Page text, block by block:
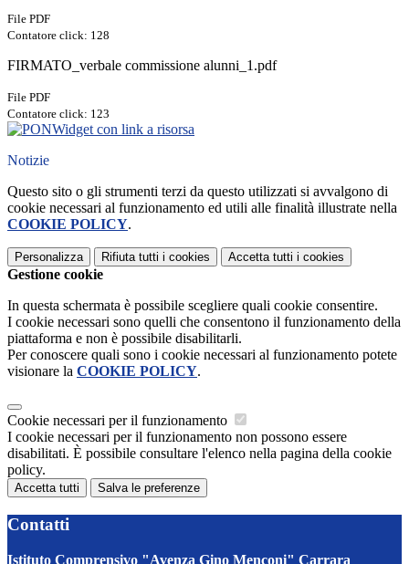
File PDF
Contatore click: 128
FIRMATO_verbale commissione alunni_1.pdf
File PDF
Contatore click: 123
Widget con link a risorsa
Notizie
Questo sito o gli strumenti terzi da questo utilizzati si avvalgono di
cookie necessari al funzionamento ed utili alle finalità illustrate nella
COOKIE POLICY.
Personalizza Rifiuta tutti i cookies Accetta tutti i cookies
Gestione cookie
In questa schermata è possibile scegliere quali cookie consentire.
I cookie necessari sono quelli che consentono il funzionamento della
piattaforma e non è possibile disabilitarli.
Per conoscere quali sono i cookie necessari al funzionamento potete
visionare la COOKIE POLICY.
Cookie necessari per il funzionamento
I cookie necessari per il funzionamento non possono essere
disabilitati. È possibile consultare l'elenco nella pagina della cookie
policy.
Accetta tutti Salva le preferenze
Contatti
Istituto Comprensivo "Avenza Gino Menconi" Carrara